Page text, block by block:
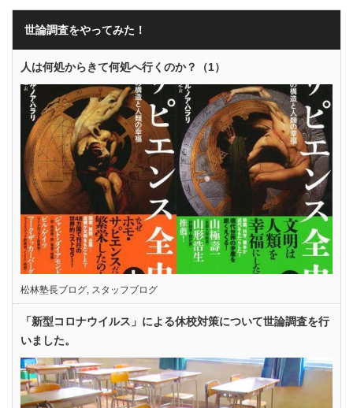
世論調査をやってみた！
人は何処からきて何処へ行くのか？（1）
松林塾長ブログ スタッフブログ
「新型コロナウイルス」による休校対策について世論調査を行
いました。